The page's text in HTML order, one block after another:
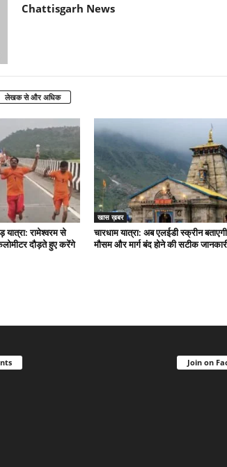
Chattisgarh News
लेखक से और अधिक
यात्रा: रामेश्वरम से
दौड़ते हुए करेंगे
खास ख़बर
चारधाम यात्रा: अब एलईडी स्क्रीन बताएगी
मौसम और मार्ग बंद होने की सटीक
Join on